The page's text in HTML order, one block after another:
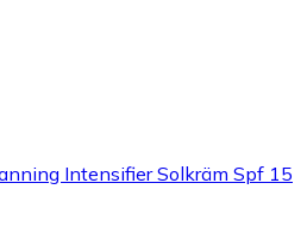
Intensifier Solkräm Spf 15